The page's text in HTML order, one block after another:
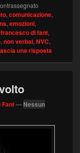
, comunicazione,
, emozioni,
francesco di fant,
, non verbal, NVC,
una risposta
Fant— Nessun